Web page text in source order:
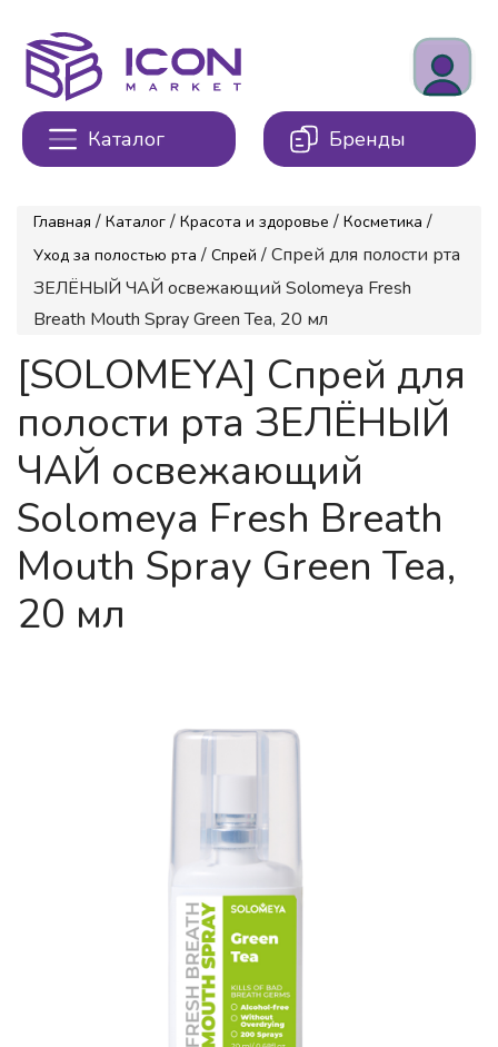
Каталог Бренды
Главная / Каталог / Красота и здоровье / Косметика /
Уход за полостью рта / Спрей / Спрей для полости рта
ЗЕЛЁНЫЙ ЧАЙ освежающий Solomeya Fresh
Breath Mouth Spray Green Tea, 20 мл
[SOLOMEYA] Спрей для
полости рта ЗЕЛЁНЫЙ
ЧАЙ освежающий
Solomeya Fresh Breath
Mouth Spray Green Tea,
20 мл